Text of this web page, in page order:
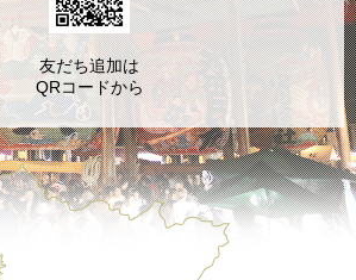
友だち追加は
QRコードから